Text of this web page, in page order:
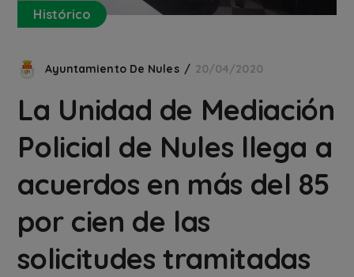
Histórico
Ayuntamiento De Nules 20/04/2020
La Unidad de Mediación
Policial de Nules llega a
acuerdos en más del 85
por cien de las
solicitudes tramitadas